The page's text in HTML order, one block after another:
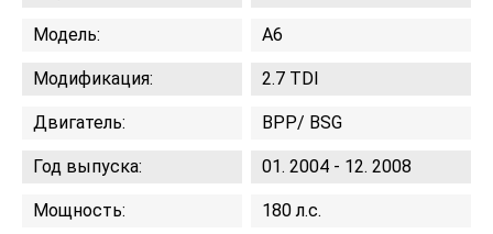
Модель: A6
Модификация: 2.7 TDI
Двигатель: BPP/ BSG
Год выпуска: 01. 2004 - 12. 2008
Мощность: 180 л.с.